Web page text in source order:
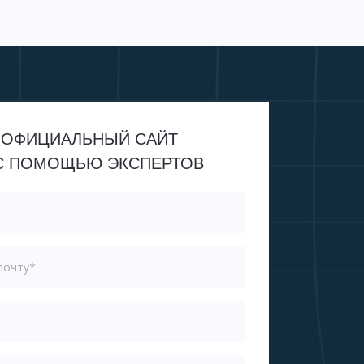
ОФИЦИАЛЬНЫЙ САЙТ
С ПОМОЩЬЮ ЭКСПЕРТОВ